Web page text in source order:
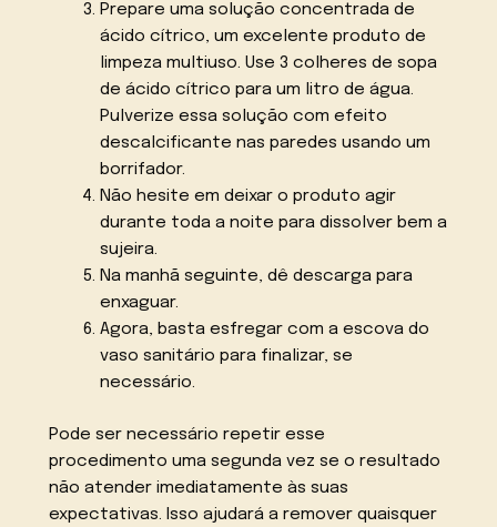
Prepare uma solução concentrada de
ácido cítrico, um excelente produto de
limpeza multiuso. Use 3 colheres de sopa
de ácido cítrico para um litro de água.
Pulverize essa solução com efeito
descalcificante nas paredes usando um
borrifador.
Não hesite em deixar o produto agir
durante toda a noite para dissolver bem a
sujeira.
Na manhã seguinte, dê descarga para
enxaguar.
Agora, basta esfregar com a escova do
vaso sanitário para finalizar, se
necessário.
Pode ser necessário repetir esse
procedimento uma segunda vez se o resultado
não atender imediatamente às suas
expectativas. Isso ajudará a remover quaisquer